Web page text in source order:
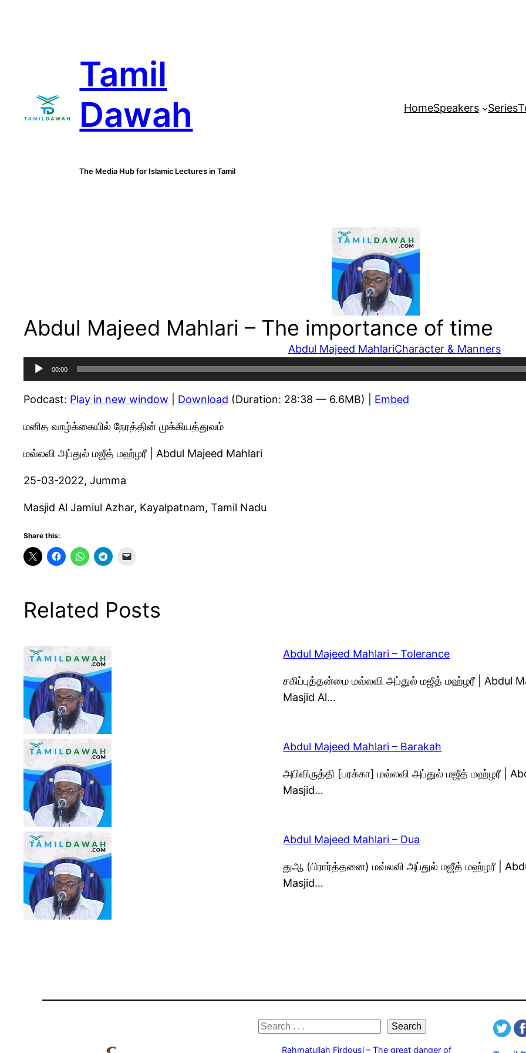
Tamil
Dawah
The Media Hub for Islamic Lectures in Tamil
HomeSpeakers Series
Abdul Majeed Mahlari – The importance of time
Abdul Majeed MahlariCharacter & Manners
Audio
Player
00:00
Podcast: Play in new window Download (Duration: 28:38 — 6.6MB) | Embed
மனித வாழ்க்கையில் நேரத்தின் முக்கியத்துவம்
மவ்லவி அப்துல் மஜீத் மஹ்ழரீ | Abdul Majeed Mahlari
25-03-2022, Jumma
Masjid Al Jamiul Azhar, Kayalpatnam, Tamil Nadu
Share this:
Related Posts
Abdul Majeed Mahlari – Tolerance
சகிப்புத்தன்மை மவ்லவி அப்துல் மஜீத் மஹ்ழரீ | Abdul
Masjid Al…
Abdul Majeed Mahlari – Barakah
அபிவிருத்தி [பரக்கா] மவ்லவி அப்துல் மஜீத் மஹ்ழரீ |
Masjid…
Abdul Majeed Mahlari – Dua
துஆ (பிரார்த்தனை) மவ்லவி அப்துல் மஜீத் மஹ்ழரீ |
Masjid…
S
Search
Rahmatullah Firdousi – The great danger of